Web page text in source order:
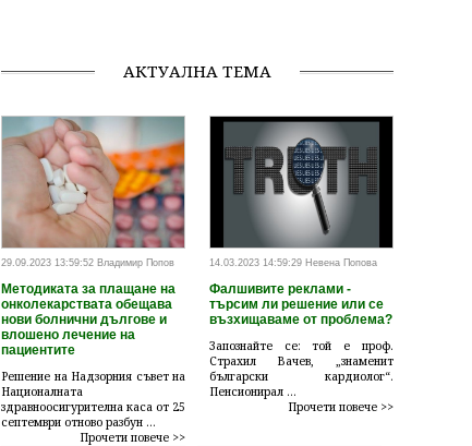
АКТУАЛНА ТЕМА
29.09.2023 13:59:52 Владимир Попов
Методиката за плащане на
онколекарствата обещава
нови болнични дългове и
влошено лечение на
пациентите
Решение на Надзорния съвет на
Националната
здравноосигурителна каса от 25
септември отново разбун ...
Прочети повече >>
14.03.2023 14:59:29 Невена Попова
Фалшивите реклами -
търсим ли решение или се
възхищаваме от проблема?
Запознайте се: той е проф.
Страхил Вачев, „знаменит
български кардиолог“.
Пенсионирал ...
Прочети повече >>